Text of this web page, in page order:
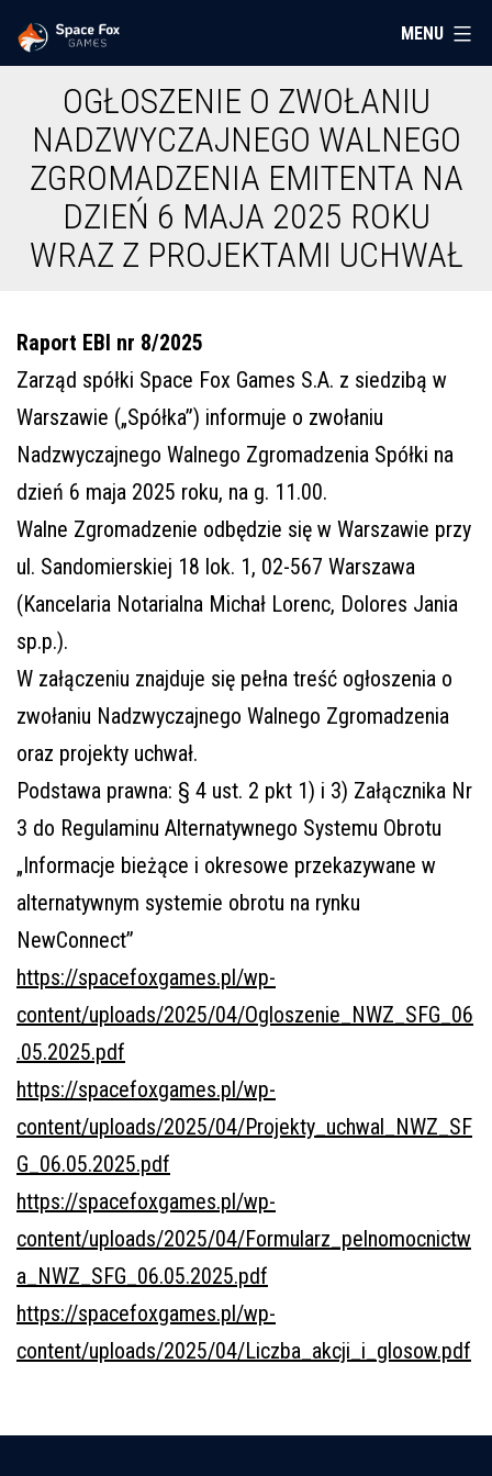
Przejdź
doSpace
Games
MENU
OGŁOSZENIE O ZWOŁANIU
NADZWYCZAJNEGO WALNEGO
ZGROMADZENIA EMITENTA NA
DZIEŃ 6 MAJA 2025 ROKU
WRAZ Z PROJEKTAMI UCHWAŁ
Raport EBI nr 8/2025
Zarząd spółki Space Fox Games S.A. z siedzibą w
Warszawie („Spółka”) informuje o zwołaniu
Nadzwyczajnego Walnego Zgromadzenia Spółki na
dzień 6 maja 2025 roku, na g. 11.00.
Walne Zgromadzenie odbędzie się w Warszawie przy
ul. Sandomierskiej 18 lok. 1, 02-567 Warszawa
(Kancelaria Notarialna Michał Lorenc, Dolores Jania
sp.p.).
W załączeniu znajduje się pełna treść ogłoszenia o
zwołaniu Nadzwyczajnego Walnego Zgromadzenia
oraz projekty uchwał.
Podstawa prawna: § 4 ust. 2 pkt 1) i 3) Załącznika Nr
3 do Regulaminu Alternatywnego Systemu Obrotu
„Informacje bieżące i okresowe przekazywane w
alternatywnym systemie obrotu na rynku
NewConnect”
https://spacefoxgames.pl/wp-
content/uploads/2025/04/Ogloszenie_NWZ_SFG_06
.05.2025.pdf
https://spacefoxgames.pl/wp-
content/uploads/2025/04/Projekty_uchwal_NWZ_SF
G_06.05.2025.pdf
https://spacefoxgames.pl/wp-
content/uploads/2025/04/Formularz_pelnomocnictw
a_NWZ_SFG_06.05.2025.pdf
https://spacefoxgames.pl/wp-
content/uploads/2025/04/Liczba_akcji_i_glosow.pdf